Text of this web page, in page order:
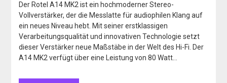
Der Rotel A14 MK2 ist ein hochmoderner Stereo-
Vollverstärker, der die Messlatte für audiophilen Klang auf
ein neues Niveau hebt. Mit seiner erstklassigen
Verarbeitungsqualität und innovativen Technologie setzt
dieser Verstärker neue Maßstäbe in der Welt des Hi-Fi. Der
A14 MK2 verfügt über eine Leistung von 80 Watt…